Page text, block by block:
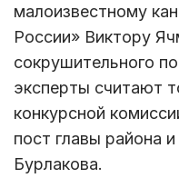
малоизвестному
России» Виктору
сокрушительного
эксперты считают
конкурсной
пост главы района
Бурлакова.